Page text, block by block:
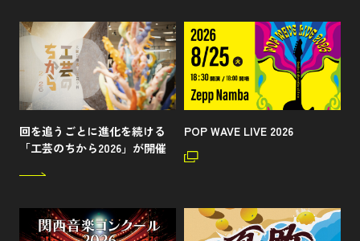
回を追うごとに進化を続ける
「工芸のちから2026」が開催
POP WAVE LIVE 2026